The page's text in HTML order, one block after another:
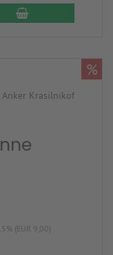
(EUR 9,00)
%